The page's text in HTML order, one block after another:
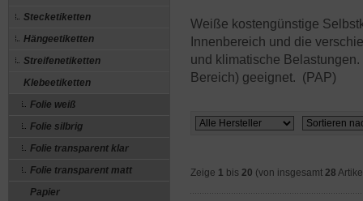
Stecketiketten
Hängeetiketten
Streifenetiketten
Klebeetiketten
Folie weiß
Folie silbrig
Folie transparent klar
Folie transparent matt
Papier
Weiße kostengünstige
Innenbereich und die
und klimatische
Bereich) geeignet. (PAP)
Zeige 1 bis 20 (von insgesamt 28